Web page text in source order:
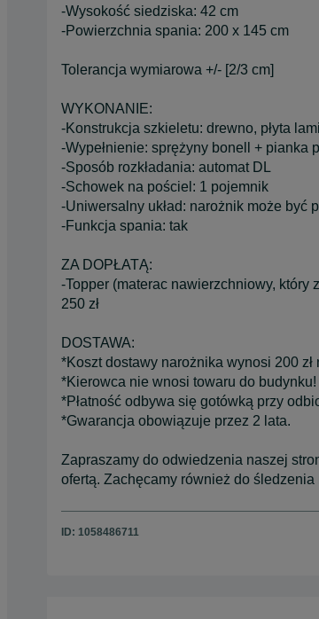
-Wysokość siedziska: 42 cm
-Powierzchnia spania: 200 x 145 cm
Tolerancja wymiarowa +/- [2/3 cm]
WYKONANIE:
-Konstrukcja szkieletu: drewno, płyta
-Wypełnienie: sprężyny bonell + pianka
-Sposób rozkładania: automat DL
-Schowek na pościel: 1 pojemnik
-Uniwersalny układ: narożnik może być
-Funkcja spania: tak
ZA DOPŁATĄ:
-Topper (materac nawierzchniowy, który
250 zł
DOSTAWA:
*Koszt dostawy narożnika wynosi 200 zł
*Kierowca nie wnosi towaru do budynku!
*Płatność odbywa się gotówką przy
*Gwarancja obowiązuje przez 2 lata.
Zapraszamy do odwiedzenia naszej
ofertą. Zachęcamy również do
ID: 1058486711